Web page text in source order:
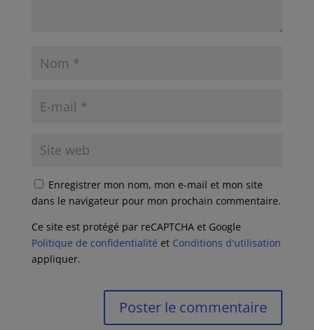
Enregistrer mon nom, mon e-mail et mon site
dans le navigateur pour mon prochain commentaire.
Ce site est protégé par reCAPTCHA et Google
Politique de confidentialité et Conditions d'utilisation
appliquer.